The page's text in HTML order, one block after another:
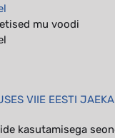
mu voodi
VIIE EESTI
kasutamisega